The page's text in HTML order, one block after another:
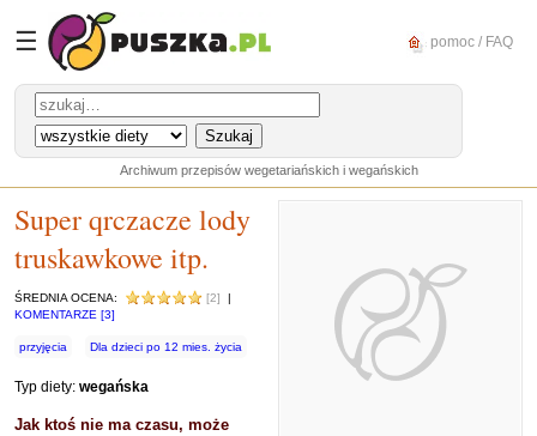
☰ pomoc / FAQ
Archiwum przepisów wegetariańskich i wegańskich
Super qrczacze lody
truskawkowe itp.
ŚREDNIA OCENA: [2]
|
KOMENTARZE [3]
przyjęcia Dla dzieci po 12 mies. życia
Typ diety: wegańska
Jak ktoś nie ma czasu, może